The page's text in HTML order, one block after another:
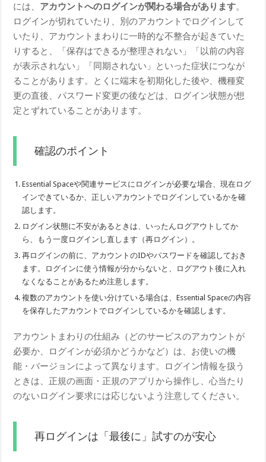
には、 アカウントへのログインが関わる場合があります。
ログインが切れていたり、別のアカウントでログインして
いたり、アカウントまわりに一時的な不整合が起きていた
りすると、「保存はできるが整理されない」「以前の内容
が表示されない」「同期されない」といった症状につなが
ることがあります。とくに端末を初期化した後や、機種変
更の直後、パスワード変更の後などは、ログイン状態が想
定とずれていることがあります。
確認のポイント
Essential Spaceや関連サービスにログインが必要な場合、現在ログ
インできているか、正しいアカウントでログインしているかを確
認します。
ログイン状態に不安があるときは、いったんログアウトしてか
ら、もう一度ログインし直します（再ログイン）。
再ログインの前に、アカウントのIDやパスワードを確認しておき
ます。ログインに使う情報が分からないと、ログアウト後に入れ
なくなることがあるため注意します。
複数のアカウントを使い分けている場合は、Essential Spaceの内容
を保存したアカウントでログインしているかを確認します。
アカウントまわりの仕組み（どのサービスのアカウントが
必要か、ログインが必須かどうかなど）は、お使いの機
能・バージョンによって異なります。ログイン情報を扱う
ときは、正規の画面・正規のアプリから操作し、心当たり
のないログイン要求には応じないよう注意してください。
再ログインは「最後に」試すのが安心